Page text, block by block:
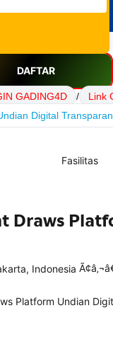
DAFTAR
GADING4D /
Link
Digital
Fasilitas
Draws
Indonesia